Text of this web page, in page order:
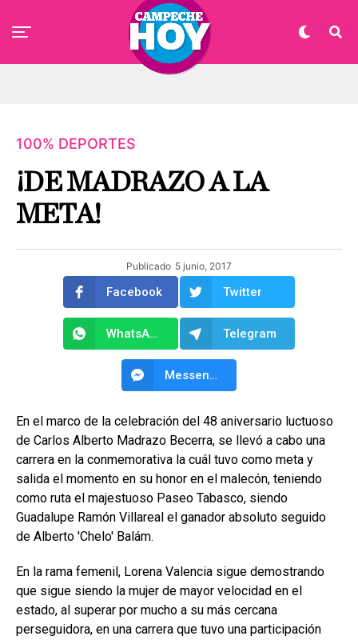
100% DEPORTES
¡DE MADRAZO A LA
META!
Publicado 5 junio, 2017
Facebook Twitter
WhatsApp Telegram
Messenger
En el marco de la celebración del 48 aniversario luctuoso
de Carlos Alberto Madrazo Becerra, se llevó a cabo una
carrera en la conmemorativa la cuál tuvo como meta y
salida el momento en su honor en el malecón, teniendo
como ruta el majestuoso Paseo Tabasco, siendo
Guadalupe Ramón Villareal el ganador absoluto seguido
de Alberto 'Chelo' Balám.
En la rama femenil, Lorena Valencia sigue demostrando
que sigue siendo la mujer de mayor velocidad en el
estado, al superar por mucho a su más cercana
perseguidora, en una carrera que tuvo una participación